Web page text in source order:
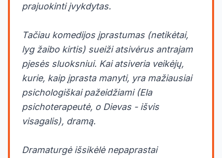
prajuokinti įvykdytas.
Tačiau komedijos įprastumas (netikėtai,
lyg žaibo kirtis) sueiži atsivėrus antrajam
pjesės sluoksniui. Kai atsiveria veikėjų,
kurie, kaip įprasta manyti, yra mažiausiai
psichologiškai pažeidžiami (Ela
psichoterapeutė, o Dievas - išvis
visagalis), dramą.
Dramaturgė išsikėlė nepaprastai